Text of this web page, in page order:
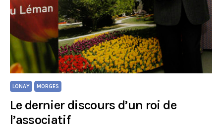
LONAY MORGES
Le dernier discours d’un roi de
l’associatif